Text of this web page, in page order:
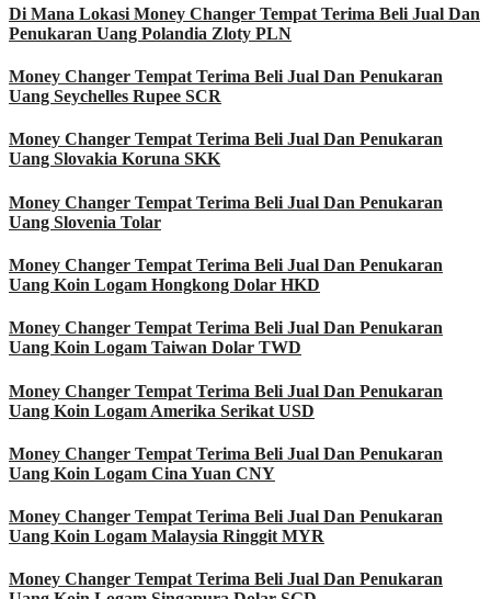
Di Mana Lokasi Money Changer Tempat Terima Beli Jual Dan
Penukaran Uang Polandia Zloty PLN
Money Changer Tempat Terima Beli Jual Dan Penukaran
Uang Seychelles Rupee SCR
Money Changer Tempat Terima Beli Jual Dan Penukaran
Uang Slovakia Koruna SKK
Money Changer Tempat Terima Beli Jual Dan Penukaran
Uang Slovenia Tolar
Money Changer Tempat Terima Beli Jual Dan Penukaran
Uang Koin Logam Hongkong Dolar HKD
Money Changer Tempat Terima Beli Jual Dan Penukaran
Uang Koin Logam Taiwan Dolar TWD
Money Changer Tempat Terima Beli Jual Dan Penukaran
Uang Koin Logam Amerika Serikat USD
Money Changer Tempat Terima Beli Jual Dan Penukaran
Uang Koin Logam Cina Yuan CNY
Money Changer Tempat Terima Beli Jual Dan Penukaran
Uang Koin Logam Malaysia Ringgit MYR
Money Changer Tempat Terima Beli Jual Dan Penukaran